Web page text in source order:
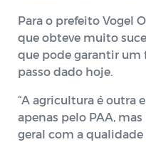
Para o prefeito Vogel
que obteve muito
que pode garantir
passo dado hoje.
“A agricultura é outra
apenas pelo PAA,
geral com a qualidade